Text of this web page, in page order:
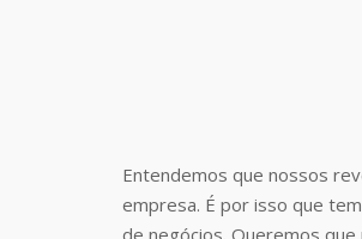
Entendemos que nossos
empresa. É por isso que
de negócios. Queremos